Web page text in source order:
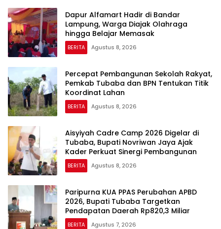
Dapur Alfamart Hadir di Bandar
Lampung, Warga Diajak Olahraga
hingga Belajar Memasak
BERITA Agustus 8, 2026
Percepat Pembangunan Sekolah Rakyat,
Pemkab Tubaba dan BPN Tentukan Titik
Koordinat Lahan
BERITA Agustus 8, 2026
Aisyiyah Cadre Camp 2026 Digelar di
Tubaba, Bupati Novriwan Jaya Ajak
Kader Perkuat Sinergi Pembangunan
BERITA Agustus 8, 2026
Paripurna KUA PPAS Perubahan APBD
2026, Bupati Tubaba Targetkan
Pendapatan Daerah Rp820,3 Miliar
BERITA Agustus 7, 2026